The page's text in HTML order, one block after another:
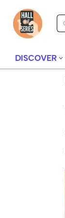
Vai
DISCOVER